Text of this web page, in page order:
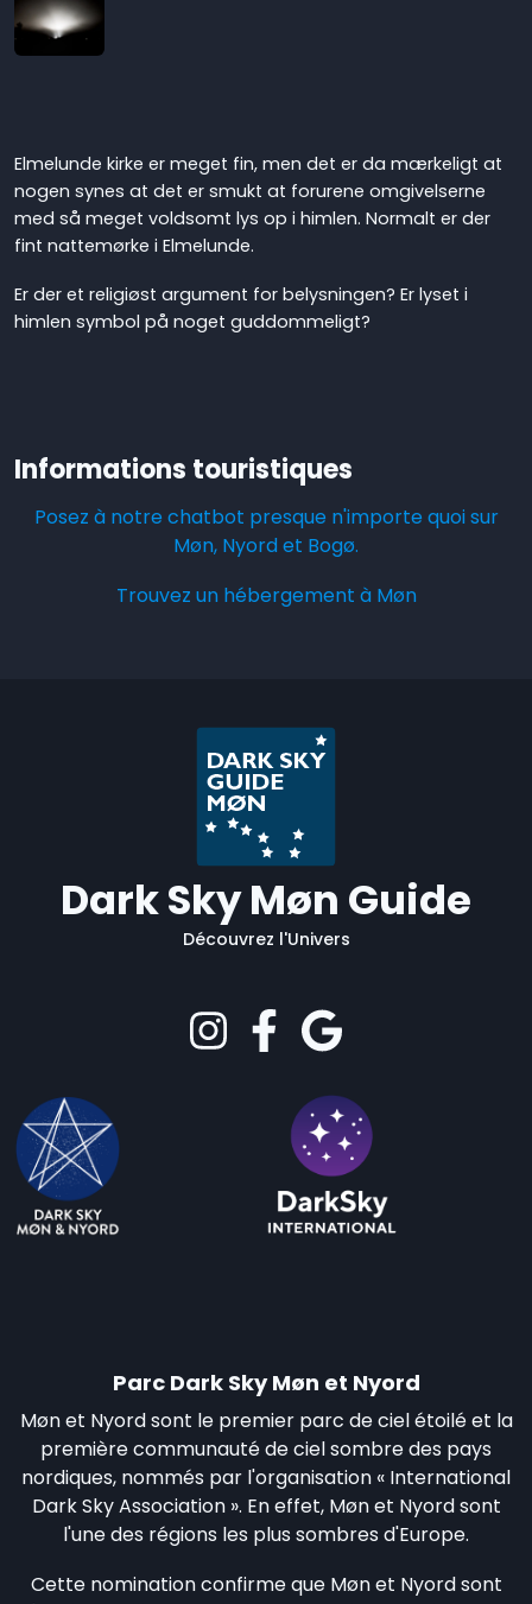
Elmelunde kirke er meget fin, men det er da mærkeligt at
nogen synes at det er smukt at forurene omgivelserne
med så meget voldsomt lys op i himlen. Normalt er der
fint nattemørke i Elmelunde.
Er der et religiøst argument for belysningen? Er lyset i
himlen symbol på noget guddommeligt?
Informations touristiques
Posez à notre chatbot presque n'importe quoi sur
Møn, Nyord et Bogø.
Trouvez un hébergement à Møn
Dark Sky Møn Guide
Découvrez l'Univers
Parc Dark Sky Møn et Nyord
Møn et Nyord sont le premier parc de ciel étoilé et la
première communauté de ciel sombre des pays
nordiques, nommés par l'organisation « International
Dark Sky Association ». En effet, Møn et Nyord sont
l'une des régions les plus sombres d'Europe.
Cette nomination confirme que Møn et Nyord sont